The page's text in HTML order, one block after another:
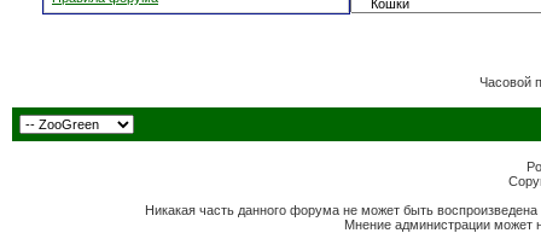
Часовой
Никакая часть данного форума не может быть
Мнение администрации может